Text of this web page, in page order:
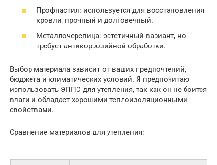
Профнастил: используется для восстановления
кровли, прочный и долговечный.
Металлочерепица: эстетичный вариант, но
требует антикоррозийной обработки.
Выбор материала зависит от ваших предпочтений,
бюджета и климатических условий. Я предпочитаю
использовать ЭППС для утепления, так как он не боится
влаги и обладает хорошими теплоизоляционными
свойствами.
Сравнение материалов для утепления: